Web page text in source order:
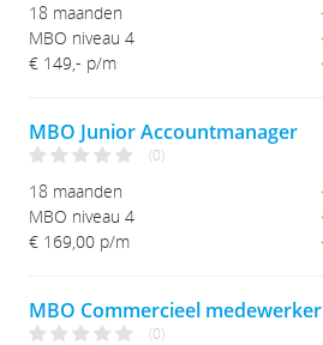
18 maanden
MBO niveau 4
€ 149,- p/m
MBO Junior Accountmanager
(0)
18 maanden
MBO niveau 4
€ 169,00 p/m
MBO Commercieel medewerker
(0)